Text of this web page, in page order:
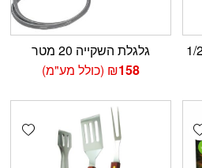
גלגלת השקייה 20 מטר
₪158 (כולל מע"מ)
Add wishlist